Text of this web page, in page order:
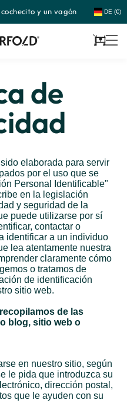
y un vagón DE (€)
de
elaborada para servir
por el uso que se
Personal Identificable"
en la legislación
y seguridad de la
puede utilizarse por sí
contactar o
identificar a un individuo
lea atentamente nuestra
claramente cómo
o tratamos de
de identificación
sitio web.
de las
blog, sitio web o
en nuestro sitio, según
le pida que introduzca su
dirección postal,
que le ayuden con su